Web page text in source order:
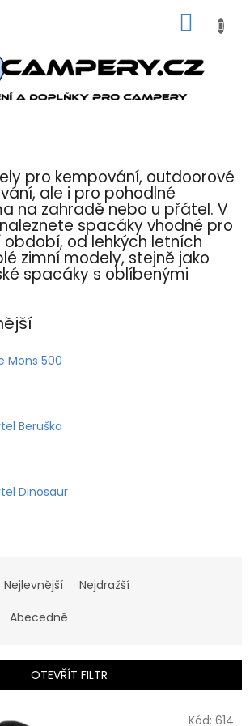
KOŠÍK
pro kempování, outdoorové
ale i pro pohodlné
na zahradě nebo u přátel. V
spacáky vhodné pro
od lehkých letních
zimní modely, stejně jako
spacáky s oblíbenými
Mons 500
Beruška
Dinosaur
Nejlevnější
Nejdražší
Abecedně
OTEVŘÍT FILTR
Kód: 614